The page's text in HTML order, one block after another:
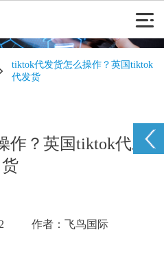
tiktok代发货怎么操作？英国tiktok
代发货
作？英国tiktok代发
货
作者：飞鸟国际